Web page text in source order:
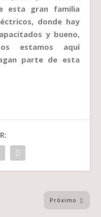
esta gran familia
donde hay
y bueno,
estamos aquí
parte de esta
Próximo